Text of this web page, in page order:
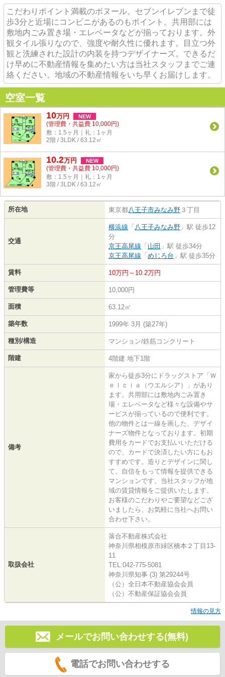
こだわりポイント満載のボヌール。セブンイレブンまで徒
歩3分と近場にコンビニがあるのもポイント。共用部には
敷地内ごみ置き場・エレベータなどが揃っております。外
観タイル張りなので、強度や耐久性に優れます。目立つ外
観と洗練された設計の内装を持つデザイナーズ。できるだ
け早めに不動産情報を集めたい方は当社スタッフまでご連
絡ください。地域の不動産情報をいち早くお届けします。
空室一覧
10万円 NEW
(管理費・共益費 10,000円)
敷：1.5ヶ月｜礼：1ヶ月
2階 / 3LDK / 63.12㎡
10.2万円 NEW
(管理費・共益費 10,000円)
敷：1.5ヶ月｜礼：1ヶ月
3階 / 3LDK / 63.12㎡
所在地 東京都八王子市みなみ野 ３丁目
交通
横浜線 「 八王子みなみ野 」駅 徒歩12
分
京王高尾線 「 山田 」駅 徒歩34分
京王高尾線 「 めじろ台 」駅 徒歩35分
賃料 10万円～10.2万円
管理費等 10,000円
面積 63.12㎡
築年数 1999年 3月 (築27年)
種別/構造 マンション/鉄筋コンクリート
階建 4階建 地下1階
備考
家から徒歩3分にドラッグストア「Ｗ
ｅｌｃｉａ（ウエルシア）」があり
ます。共用部には敷地内ごみ置き
場・エレベータなど様々な設備やサ
ービスが揃っているので便利です。
他の物件とは一線を画した、デザイ
ナーズ物件となっております。初期
費用をカードでお支払いいただける
ので、カードで決済したい方にもお
すすめです。造りとデザインに関し
て、自信をもって情報を提供できる
マンションです。当社スタッフが地
域の賃貸情報をご提供いたします。
お客様のこだわりやご要望などござ
いましたら、お気軽に当社へお問い
合わせ下さい。
取扱会社
落合不動産株式会社
神奈川県相模原市緑区橋本２丁目13-
11
TEL:042-775-5081
神奈川県知事 (3) 第29244号
（公）全日本不動産協会会員
（公）不動産保証協会会員
情報の見方
メールでお問い合わせする(無料)
電話でお問い合わせする